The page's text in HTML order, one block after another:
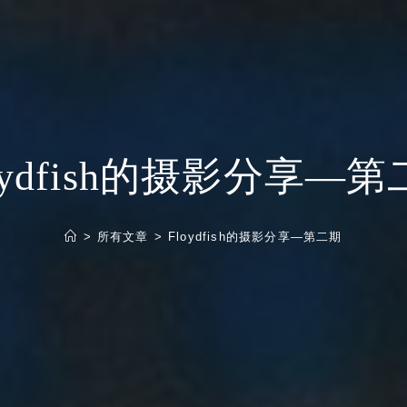
的摄影分享—第
> 所有文章 > Floydfish的摄影分享—第二期